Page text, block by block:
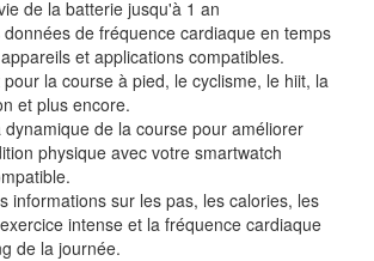
de la batterie jusqu'à 1 an
données de fréquence cardiaque en temps
et applications compatibles.
pour la course à pied, le cyclisme, le hiit, la
et plus encore.
dynamique de la course pour améliorer
physique avec votre smartwatch
informations sur les pas, les calories, les
intense et la fréquence cardiaque
de la journée.